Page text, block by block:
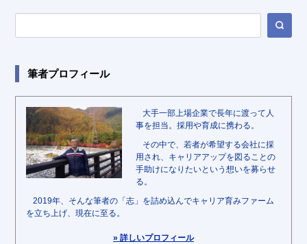
筆者プロフィール
大手一部上場企業で長年に渡って人
事を担当。採用や育成に携わる。
その中で、若者が希望する会社に採
用され、キャリアアップを図ることの
手助けになりたいという想いを募らせ
る。
2019年、そんな筆者の「志」を詰め込んでキャリア育みファーム
を立ち上げ、現在に至る。
» 詳しいプロフィール